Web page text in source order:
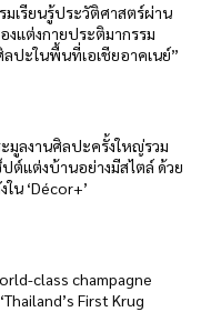
เรียนรู้ประวัติศาสตร์ผ่าน
งแต่งกายประติมากรรม
ปะในพื้นที่เอเชียอาคเนย์”
มูลงานศิลปะครั้งใหญ่รวม
ต์แต่งบ้านอย่างมีสไตล์ ด้วย
น ‘Décor+’
class champagne
First Krug